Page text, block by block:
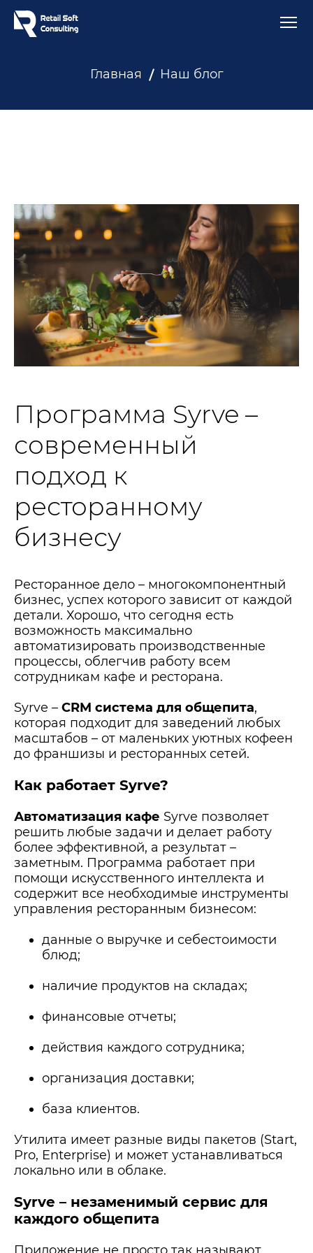
Главная Наш блог
Программа Syrve –
современный
подход к
ресторанному
бизнесу
Ресторанное дело – многокомпонентный
бизнес, успех которого зависит от каждой
детали. Хорошо, что сегодня есть
возможность максимально
автоматизировать производственные
процессы, облегчив работу всем
сотрудникам кафе и ресторана.
Syrve – CRM система для общепита,
которая подходит для заведений любых
масштабов – от маленьких уютных кофеен
до франшизы и ресторанных сетей.
Как работает Syrve?
Автоматизация кафе Syrve позволяет
решить любые задачи и делает работу
более эффективной, а результат –
заметным. Программа работает при
помощи искусственного интеллекта и
содержит все необходимые инструменты
управления ресторанным бизнесом:
данные о выручке и себестоимости
блюд;
наличие продуктов на складах;
финансовые отчеты;
действия каждого сотрудника;
организация доставки;
база клиентов.
Утилита имеет разные виды пакетов (Start,
Pro, Enterprise) и может устанавливаться
локально или в облаке.
Syrve – незаменимый сервис для
каждого общепита